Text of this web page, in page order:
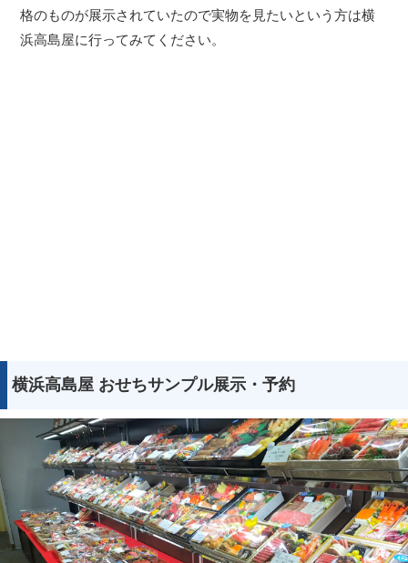
格のものが展示されていたので実物を見たいという方は横
浜高島屋に行ってみてください。
横浜高島屋 おせちサンプル展示・予約